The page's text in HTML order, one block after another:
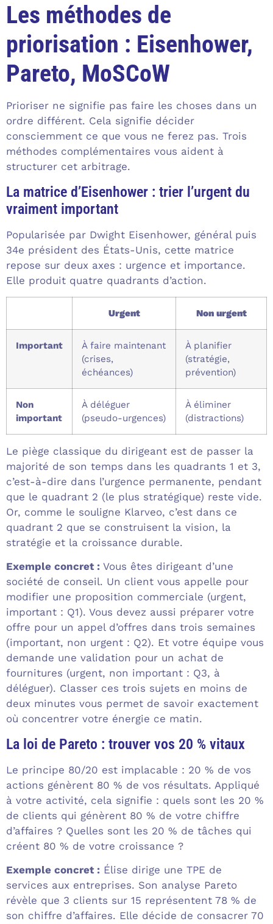
Les méthodes de
priorisation : Eisenhower,
Pareto, MoSCoW
Prioriser ne signifie pas faire les choses dans un
ordre différent. Cela signifie décider
consciemment ce que vous ne ferez pas. Trois
méthodes complémentaires vous aident à
structurer cet arbitrage.
La matrice d’Eisenhower : trier l’urgent du
vraiment important
Popularisée par Dwight Eisenhower, général puis
34e président des États-Unis, cette matrice
repose sur deux axes : urgence et importance.
Elle produit quatre quadrants d’action.
Urgent Non urgent
Important
À faire maintenant
(crises,
échéances)
À planifier
(stratégie,
prévention)
Non
important
À déléguer
(pseudo-urgences)
À éliminer
(distractions)
Le piège classique du dirigeant est de passer la
majorité de son temps dans les quadrants 1 et 3,
c’est-à-dire dans l’urgence permanente, pendant
que le quadrant 2 (le plus stratégique) reste vide.
Or, comme le souligne Klarveo, c’est dans ce
quadrant 2 que se construisent la vision, la
stratégie et la croissance durable.
Exemple concret : Vous êtes dirigeant d’une
société de conseil. Un client vous appelle pour
modifier une proposition commerciale (urgent,
important : Q1). Vous devez aussi préparer votre
offre pour un appel d’offres dans trois semaines
(important, non urgent : Q2). Et votre équipe vous
demande une validation pour un achat de
fournitures (urgent, non important : Q3, à
déléguer). Classer ces trois sujets en moins de
deux minutes vous permet de savoir exactement
où concentrer votre énergie ce matin.
La loi de Pareto : trouver vos 20 % vitaux
Le principe 80/20 est implacable : 20 % de vos
actions génèrent 80 % de vos résultats. Appliqué
à votre activité, cela signifie : quels sont les 20 %
de clients qui génèrent 80 % de votre chiffre
d’affaires ? Quelles sont les 20 % de tâches qui
créent 80 % de votre croissance ?
Exemple concret : Élise dirige une TPE de
services aux entreprises. Son analyse Pareto
révèle que 3 clients sur 15 représentent 78 % de
son chiffre d’affaires. Elle décide de consacrer 70